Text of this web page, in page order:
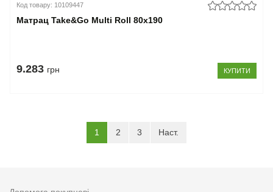
Код товару: 10109447
Матрац Take&Go Multi Roll 80x190
9.283 грн КУПИТИ
1 (current)
2 3 Наст.